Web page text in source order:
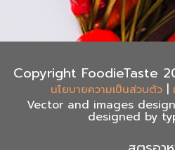
Copyright FoodieTaste
นโยบายความเป็นส่วนตัว |
Vector and images
designed by